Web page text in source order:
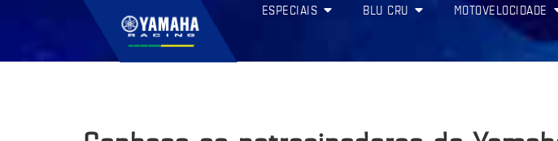
ESPECIAIS BLU CRU MOTOVELOCIDADE